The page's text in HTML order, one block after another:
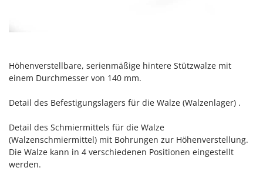
Unger
V
Vesco
Volpi
Höhenverstellbare, serienmäßige hintere Stützwalze mit
einem Durchmesser von 140 mm.
Detail des Befestigungslagers für die Walze (Walzenlager) .
Detail des Schmiermittels für die Walze
(Walzenschmiermittel) mit Bohrungen zur Höhenverstellung.
Die Walze kann in 4 verschiedenen Positionen eingestellt
werden.